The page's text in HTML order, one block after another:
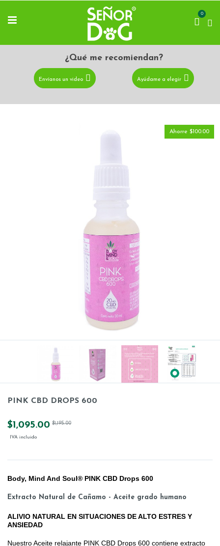
0
¿Qué me recomiendan?
Envíanos un video Ayúdame a elegir
Ahorre $100.00
PINK CBD DROPS 600
$1,095.00 $1,195.00
IVA incluido
Body, Mind And Soul® PINK CBD Drops 600
Extracto Natural de Cañamo - Aceite grado humano
ALIVIO NATURAL EN SITUACIONES DE ALTO ESTRES Y
ANSIEDAD
Nuestro Aceite relajante PINK CBD Drops 600 contiene extracto